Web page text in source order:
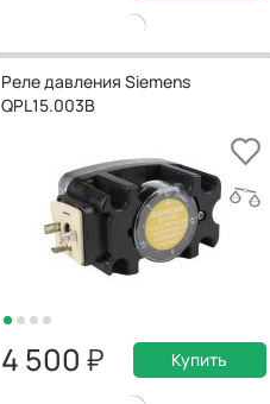
Реле давления Siemens
QPL15.003B
4 500 Купить